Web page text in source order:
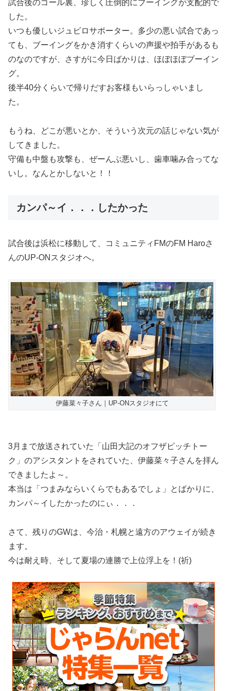
試合後のゴール裏、珍しく圧倒的にブーイングが支配的で
した。
いつも優しいジュビロサポーター。多少の悪い試合であっ
ても、ブーイングをかき消すくらいの声援や拍手があるも
のなのですが、さすがに今日ばかりは、ほぼほぼブーイン
グ。
後半40分くらいで帰りだすお客様もいらっしゃいまし
た。
もうね、どこが悪いとか、そういう次元の話じゃない気が
してきました。
守備も中盤も攻撃も、ぜーんぶ悪いし、歯車噛み合ってな
いし。なんとかしないと！！
カンパ～イ．．．したかった
試合後は浜松に移動して、コミュニティFMのFM Haroさ
んのUP-ONスタジオへ。
伊藤菜々子さん｜UP-ONスタジオにて
3月まで放送されていた「山田大記のオフザピッチトー
ク」のアシスタントをされていた、伊藤菜々子さんを拝ん
できましたよ～。
本当は「つまみならいくらでもあるでしょ」とばかりに、
カンパ～イしたかったのにぃ．．．
さて、残りのGWは、今治・札幌と遠方のアウェイが続き
ます。
今は耐え時、そして夏場の連勝で上位浮上を！(祈)